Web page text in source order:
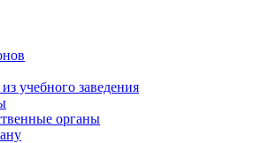
учебного заведения
органы